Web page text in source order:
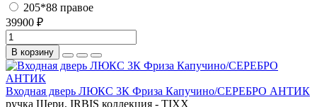
205*88 правое
39900 ₽
В корзину
Входная дверь ЛЮКС 3К Фриза Капучино/СЕРЕБРО АНТИК
ручка Шери, IRBIS коллекция - TIXX